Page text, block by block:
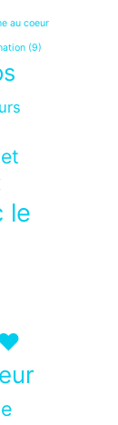
au coeur
(9)
le